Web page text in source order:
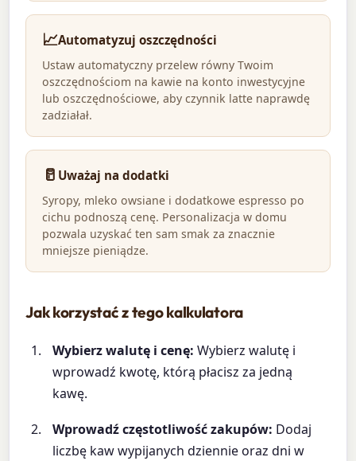
📈Automatyzuj oszczędności
Ustaw automatyczny przelew równy Twoim
oszczędnościom na kawie na konto inwestycyjne
lub oszczędnościowe, aby czynnik latte naprawdę
zadziałał.
🥛 Uważaj na dodatki
Syropy, mleko owsiane i dodatkowe espresso po
cichu podnoszą cenę. Personalizacja w domu
pozwala uzyskać ten sam smak za znacznie
mniejsze pieniądze.
Jak korzystać z tego kalkulatora
Wybierz walutę i cenę: Wybierz walutę i
wprowadź kwotę, którą płacisz za jedną
kawę.
Wprowadź częstotliwość zakupów: Dodaj
liczbę kaw wypijanych dziennie oraz dni w